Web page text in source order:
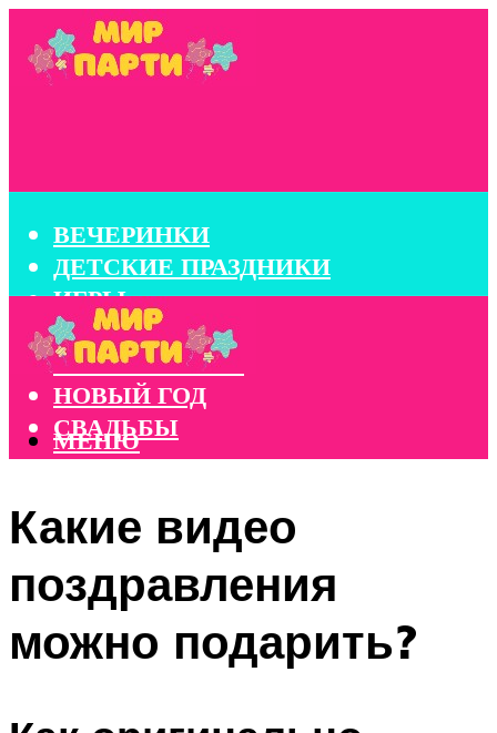
ВЕЧЕРИНКИ
ДЕТСКИЕ ПРАЗДНИКИ
ИГРЫ
КОНКУРСЫ
КОРПОРАТИВЫ
НОВЫЙ ГОД
СВАДЬБЫ
МЕНЮ
Какие видео
поздравления
можно подарить?